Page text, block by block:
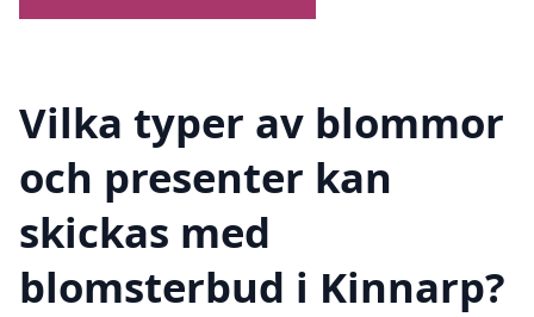
Vilka typer av blommor
och presenter kan
skickas med
blomsterbud i Kinnarp?